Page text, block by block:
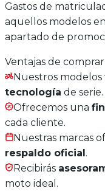
Gastos de
aquellos modelos
apartado de
Ventajas de
Nuestros
tecnología de serie.
Ofrecemos una
cada cliente.
Nuestras marcas
respaldo oficial .
Recibirás
moto ideal.